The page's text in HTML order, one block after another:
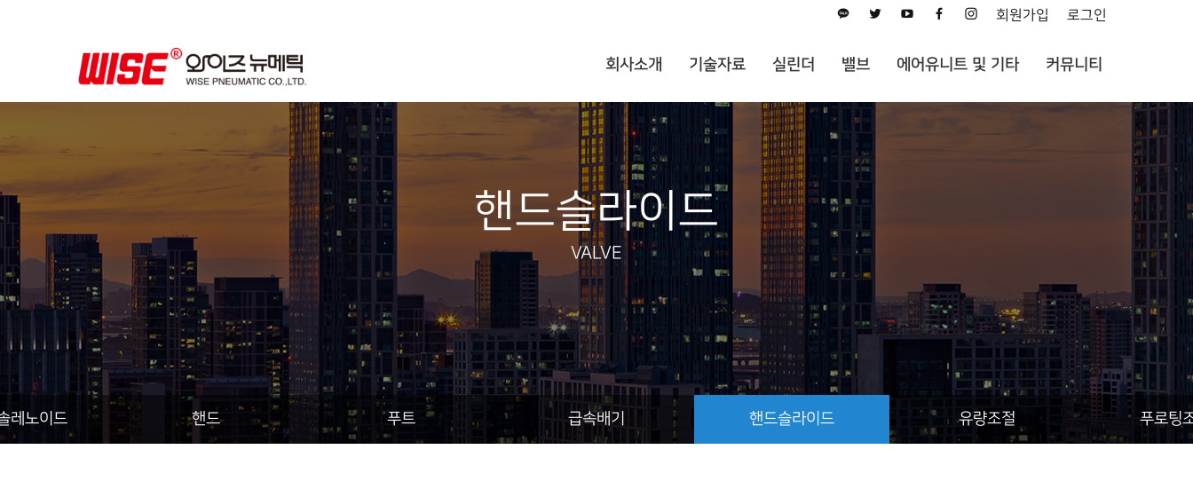
회원가입 로그인
회사소개 기술자료 실린더 밸브 에어유니트 및 기타 커뮤니티
핸드슬라이드
VALVE
레노이드 핸드 푸트 급속배기 핸드슬라이드 유량조절 푸로팅